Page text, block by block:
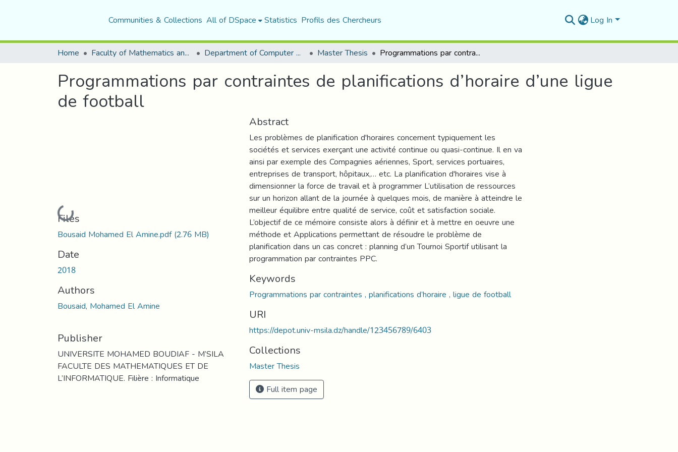
Communities & Collections All of DSpace Statistics Profils des Chercheurs Log In
Home Faculty of Mathematics and Computer Science Department of Computer Science Master Thesis Programmations par contraintes de planifications d’horaire d’une ligue de football
Programmations par contraintes de planifications d’horaire d’une ligue
de football
Loading...
Files
Bousaid Mohamed El Amine.pdf(2.76 MB)
Date
2018
Authors
Bousaid, Mohamed El Amine
Publisher
UNIVERSITE MOHAMED BOUDIAF - M’SILA
FACULTE DES MATHEMATIQUES ET DE
L’INFORMATIQUE. Filière : Informatique
Abstract
Les problèmes de planification d'horaires concernent typiquement les
sociétés et services exerçant une activité continue ou quasi-continue. Il en va
ainsi par exemple des Compagnies aériennes, Sport, services portuaires,
entreprises de transport, hôpitaux,… etc. La planification d'horaires vise à
dimensionner la force de travail et à programmer L’utilisation de ressources
sur un horizon allant de la journée à quelques mois, de manière à atteindre le
meilleur équilibre entre qualité de service, coût et satisfaction sociale.
L’objectif de ce mémoire consiste alors à définir et à mettre en oeuvre une
méthode et Applications permettant de résoudre le problème de
planification dans un cas concret : planning d’un Tournoi Sportif utilisant la
programmation par contraintes PPC.
Keywords
Programmations par contraintes , planifications d’horaire , ligue de football
URI
https://depot.univ-msila.dz/handle/123456789/6403
Collections
Master Thesis
Full item page